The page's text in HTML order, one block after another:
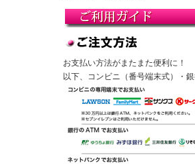
お支払い方法がまたまた便利に！
以下、コンビニ（番号端末式）・